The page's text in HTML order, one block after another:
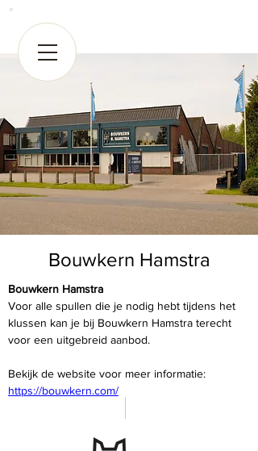
Bouwkern Hamstra
Bouwkern Hamstra
Voor alle spullen die je nodig hebt tijdens het
klussen kan je bij Bouwkern Hamstra terecht
voor een uitgebreid aanbod.
Bekijk de website voor meer informatie:
https://bouwkern.com/